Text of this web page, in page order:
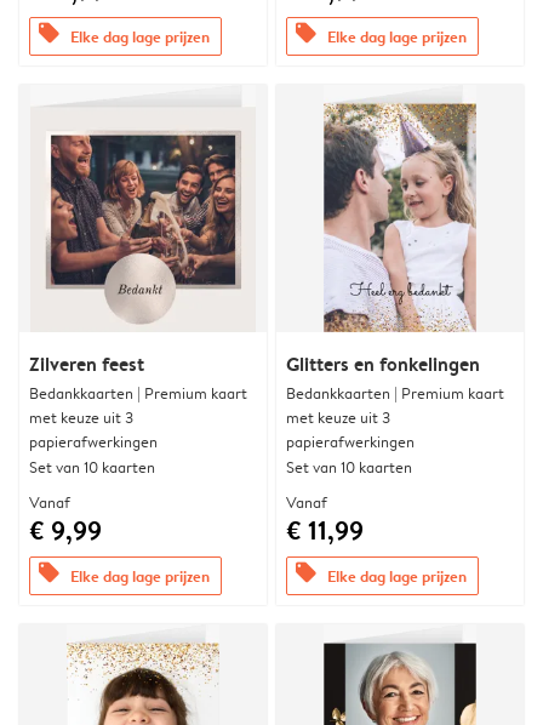
offers Elke dag lage prijzen offers Elke dag lage prijzen
Zilveren feest
Bedankkaarten | Premium kaart
met keuze uit 3
papierafwerkingen
Set van 10 kaarten
Vanaf
€ 9,99
offers Elke dag lage prijzen
Glitters en fonkelingen
Bedankkaarten | Premium kaart
met keuze uit 3
papierafwerkingen
Set van 10 kaarten
Vanaf
€ 11,99
offers Elke dag lage prijzen